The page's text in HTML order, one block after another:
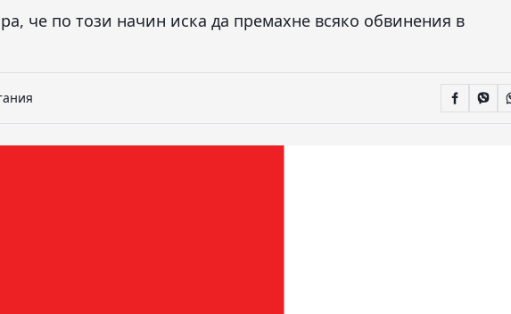
че по този начин иска да премахне всяко обвинения в